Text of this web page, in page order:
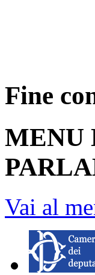
Fine
MENU
Vai al